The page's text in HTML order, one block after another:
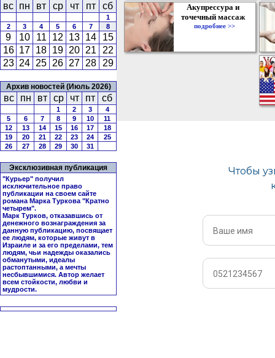
вс пн вт ср чт пт сб
1
2
3 4 5 6 7 8
9 10 11 12 13 14
15
16 17 18 19 20 21
22
23 24 25 26 27 28 29
Архив новостей (Июль 2026)
вс пн вт ср чт пт сб
1 2 3
4
5
6 7 8 9 10
11
12
13 14 15 16 17
18
19
20 21 22 23 24
25
26
27 28 29 30 31
Эксклюзивная публикация
"Курьер" получил
исключительное право
публикации на своем сайте
романа Марка Туркова "Кратно
четырем".
Марк Турков, отказавшись от
денежного вознаграждения за
данную публикацию, посвящает
ее людям, которые живут в
Израиле и за его пределами, тем
людям, чьи надежды оказались
обманутыми, идеалы
растоптанными, а мечты
несбывшимися. Автор желает
всем стойкости, любви и
мудрости.
Акупрессура и
точечный массаж
подробнее >>